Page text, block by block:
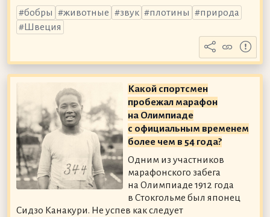
бобры
животные звук плотины
природа
Швеция
Какой спортсмен
пробежал марафон
на Олимпиаде
с официальным временем
более чем в 54 года?
Одним из участников
марафонского забега
на Олимпиаде 1912 года
в Стокгольме был японец
Сидзо Канакури. Не успев как следует